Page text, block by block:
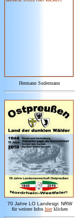
Hermann Sudermann
70 Jahre LO Landesgr. NRW
für weitere Infos hier klicken